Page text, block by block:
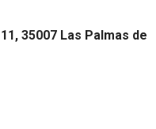
35007 Las Palmas de